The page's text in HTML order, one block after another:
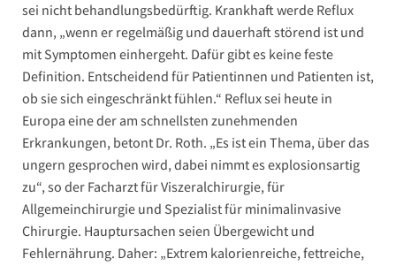
sei nicht behandlungsbedürftig. Krankhaft werde Reflux
dann, „wenn er regelmäßig und dauerhaft störend ist und
mit Symptomen einhergeht. Dafür gibt es keine feste
Definition. Entscheidend für Patientinnen und Patienten ist,
ob sie sich eingeschränkt fühlen.“ Reflux sei heute in
Europa eine der am schnellsten zunehmenden
Erkrankungen, betont Dr. Roth. „Es ist ein Thema, über das
ungern gesprochen wird, dabei nimmt es explosionsartig
zu“, so der Facharzt für Viszeralchirurgie, für
Allgemeinchirurgie und Spezialist für minimalinvasive
Chirurgie. Hauptursachen seien Übergewicht und
Fehlernährung. Daher: „Extrem kalorienreiche, fettreiche,